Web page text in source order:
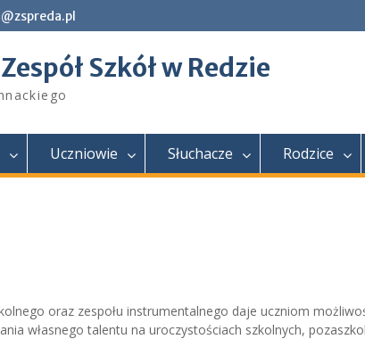
Szkół w Redzie
Uczniowie Słuchacze Rodzice
oraz zespołu instrumentalnego daje uczniom
własnego talentu na uroczystościach szkolnych,